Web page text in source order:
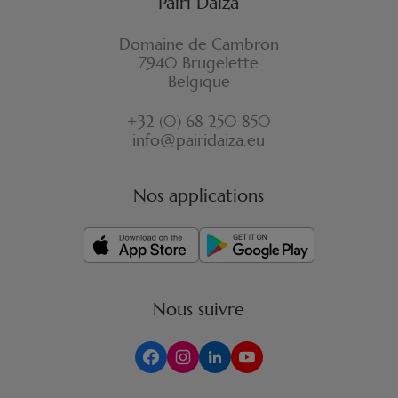
Domaine de Cambron
7940 Brugelette
Belgique
+32 (0) 68 250 850
info@pairidaiza.eu
Nos applications
Nous suivre